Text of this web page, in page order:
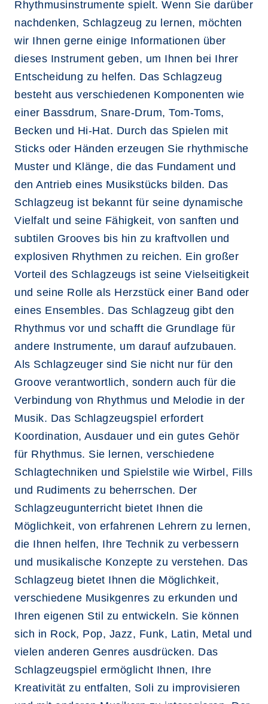
Rhythmusinstrumente spielt. Wenn Sie darüber
nachdenken, Schlagzeug zu lernen, möchten
wir Ihnen gerne einige Informationen über
dieses Instrument geben, um Ihnen bei Ihrer
Entscheidung zu helfen. Das Schlagzeug
besteht aus verschiedenen Komponenten wie
einer Bassdrum, Snare-Drum, Tom-Toms,
Becken und Hi-Hat. Durch das Spielen mit
Sticks oder Händen erzeugen Sie rhythmische
Muster und Klänge, die das Fundament und
den Antrieb eines Musikstücks bilden. Das
Schlagzeug ist bekannt für seine dynamische
Vielfalt und seine Fähigkeit, von sanften und
subtilen Grooves bis hin zu kraftvollen und
explosiven Rhythmen zu reichen. Ein großer
Vorteil des Schlagzeugs ist seine Vielseitigkeit
und seine Rolle als Herzstück einer Band oder
eines Ensembles. Das Schlagzeug gibt den
Rhythmus vor und schafft die Grundlage für
andere Instrumente, um darauf aufzubauen.
Als Schlagzeuger sind Sie nicht nur für den
Groove verantwortlich, sondern auch für die
Verbindung von Rhythmus und Melodie in der
Musik. Das Schlagzeugspiel erfordert
Koordination, Ausdauer und ein gutes Gehör
für Rhythmus. Sie lernen, verschiedene
Schlagtechniken und Spielstile wie Wirbel, Fills
und Rudiments zu beherrschen. Der
Schlagzeugunterricht bietet Ihnen die
Möglichkeit, von erfahrenen Lehrern zu lernen,
die Ihnen helfen, Ihre Technik zu verbessern
und musikalische Konzepte zu verstehen. Das
Schlagzeug bietet Ihnen die Möglichkeit,
verschiedene Musikgenres zu erkunden und
Ihren eigenen Stil zu entwickeln. Sie können
sich in Rock, Pop, Jazz, Funk, Latin, Metal und
vielen anderen Genres ausdrücken. Das
Schlagzeugspiel ermöglicht Ihnen, Ihre
Kreativität zu entfalten, Soli zu improvisieren